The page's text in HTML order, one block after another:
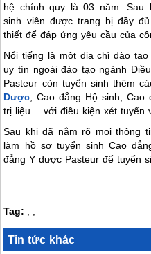
hệ chính quy là 03 năm. Sau
sinh viên được trang bị đầy
thiết để đáp ứng yêu cầu của
Nổi tiếng là một địa chỉ đào
uy tín ngoài đào tạo ngành
Pasteur còn tuyển sinh thêm
Dược , Cao đẳng Hộ sinh,
trị liệu… với điều kiện xét tuyển
Sau khi đã nắm rõ mọi thông
làm hồ sơ tuyển sinh Cao
đẳng Y dược Pasteur để tuyển
Tag: ; ;
Tin tức khác